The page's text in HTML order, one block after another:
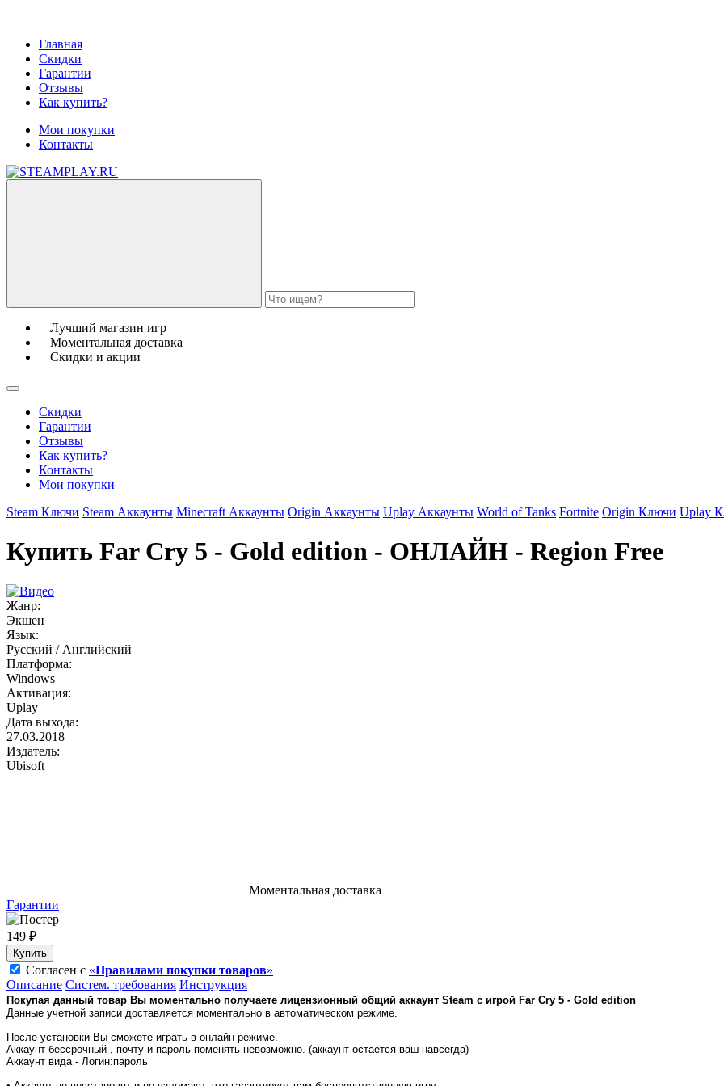
Главная
Скидки
Гарантии
Отзывы
Как купить?
Мои покупки
Контакты
Лучший магазин игр
Моментальная доставка
Скидки и акции
Скидки
Гарантии
Отзывы
Как купить?
Контакты
Мои покупки
Steam Ключи Steam Аккаунты Minecraft Аккаунты Origin Аккаунты Uplay Аккаунты World of Tanks Fortnite Origin Ключи Uplay
Купить Far Cry 5 - Gold edition - ОНЛАЙН - Region Free
Жанр:
Экшен
Язык:
Русский / Английский
Платформа:
Windows
Активация:
Uplay
Дата выхода:
27.03.2018
Издатель:
Ubisoft
Моментальная доставка
Гарантии
149 ₽
Купить
Согласен с «Правилами покупки товаров»
Описание Систем. требования Инструкция
Покупая данный товар Вы моментально получаете лицензионный общий аккаунт Steam с игрой Far Cry 5 - Gold edition
Данные учетной записи доставляется моментально в автоматическом режиме.
После установки Вы сможете играть в онлайн режиме.
Аккаунт бессрочный , почту и пароль поменять невозможно. (аккаунт остается ваш навсегда)
Аккаунт вида - Логин:пароль